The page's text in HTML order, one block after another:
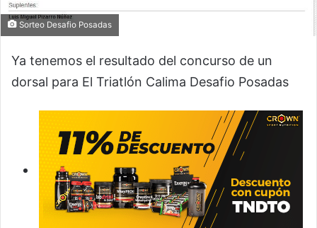
Sorteo Desafio Posadas
Ya tenemos el resultado del concurso de un
dorsal para El Triatlón Calima Desafio Posadas